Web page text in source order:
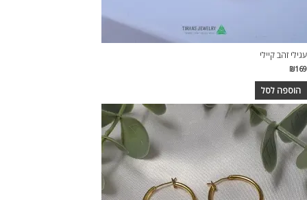
עגילי זהב קיילי
₪169
הוספה לסל